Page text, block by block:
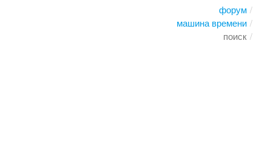
форум
машина времени
поиск